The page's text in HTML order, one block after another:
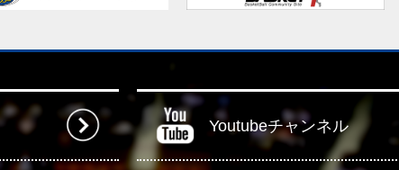
Youtubeチャンネル